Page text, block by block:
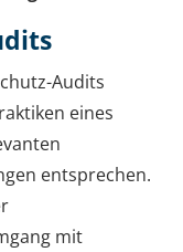
Audits
eines
entsprechen.
mit